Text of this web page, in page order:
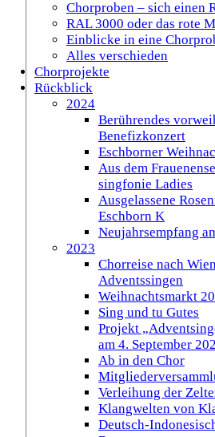
Chorproben – sich einen
RAL 3000 oder das rote
Einblicke in eine
Alles verschieden
Chorprojekte
Rückblick
2024
Berührendes
Benefizkonzert
Eschborner
Aus dem
singfonie Ladies
Ausgelassene
Eschborn K
Neujahrsempfang
2023
Chorreise nach
Adventssingen
Weihnachtsmarkt
Sing und tu Gutes
Projekt
am 4. September
Ab in den Chor
Verleihung der
Klangwelten von
Deutsch-